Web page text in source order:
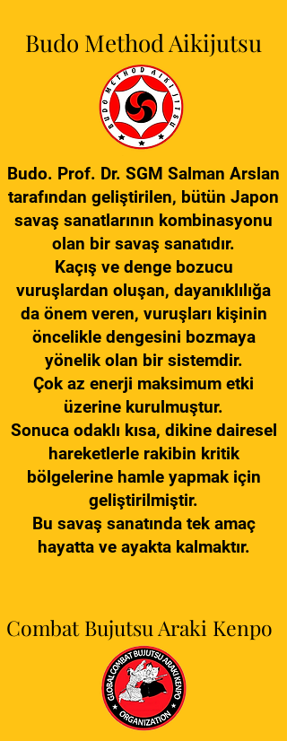
Budo Method Aikijutsu
Budo. Prof. Dr. SGM Salman Arslan
tarafından geliştirilen, bütün Japon
savaş sanatlarının kombinasyonu
olan bir savaş sanatıdır.
Kaçış ve denge bozucu
vuruşlardan oluşan, dayanıklılığa
da önem veren, vuruşları kişinin
öncelikle dengesini bozmaya
yönelik olan bir sistemdir.
Çok az enerji maksimum etki
üzerine kurulmuştur.
Sonuca odaklı kısa, dikine dairesel
hareketlerle rakibin kritik
bölgelerine hamle yapmak için
geliştirilmiştir.
Bu savaş sanatında tek amaç
hayatta ve ayakta kalmaktır.
Combat Bujutsu Araki Kenpo